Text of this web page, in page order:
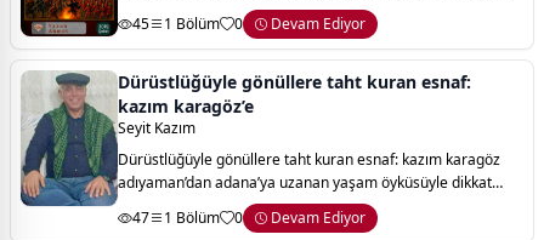
ırkların hayatta kalma mücadelesi 150.000 km büyük olan
tau ceti hd 100 e gezegenin
45 1 Bölüm 0 Devam Ediyor
Dürüstlüğüyle gönüllere taht kuran esnaf:
kazım karagöz’e
Seyit Kazım
Dürüstlüğüyle gönüllere taht kuran esnaf: kazım karagöz
adıyaman’dan adana’ya uzanan yaşam öyküsüyle dikkat
çeken esnaf, şair ve toplum önderi kazım karagöz, hem
ticari hayatındaki başarısı hem de
47 1 Bölüm 0 Devam Ediyor